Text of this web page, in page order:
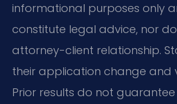
informational purposes only
constitute legal advice, nor
attorney-client relationship.
their application change and
Prior results do not